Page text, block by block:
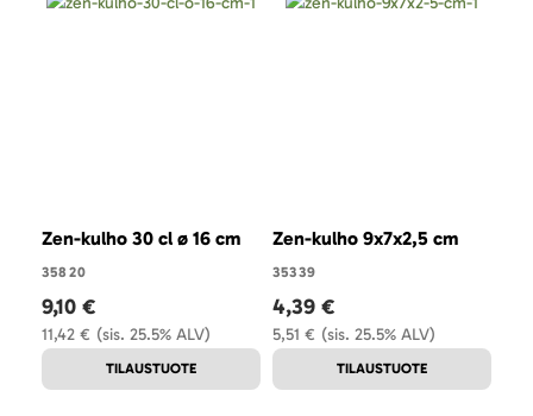
Zen-kulho 30 cl ø 16 cm
35820
(sis. 25.5% ALV)
11,42 €
9,10 €
TILAUSTUOTE
Zen-kulho 9x7x2,5 cm
35339
(sis. 25.5% ALV)
5,51 €
4,39 €
TILAUSTUOTE